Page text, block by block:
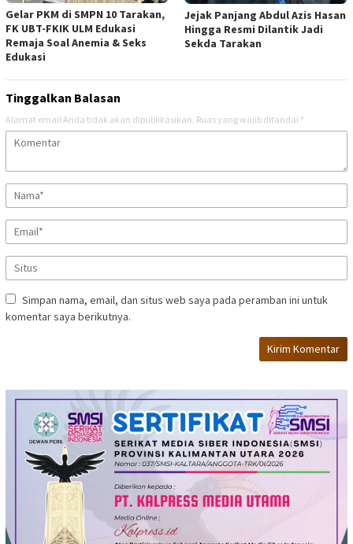
Gelar PKM di SMPN 10 Tarakan,
FK UBT-FKIK ULM Edukasi
Remaja Soal Anemia & Seks
Edukasi
Jejak Panjang Abdul Azis Hasan
Hingga Resmi Dilantik Jadi
Sekda Tarakan
Tinggalkan Balasan
Alamat email Anda tidak akan dipublikasikan. Ruas yang wajib ditandai *
Simpan nama, email, dan situs web saya pada peramban ini untuk
komentar saya berikutnya.